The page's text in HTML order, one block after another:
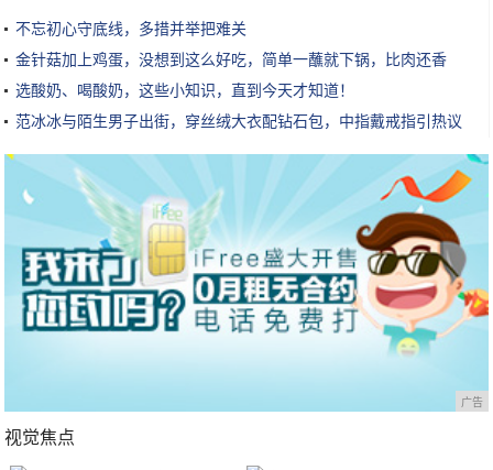
不忘初心守底线，多措并举把难关
金针菇加上鸡蛋，没想到这么好吃，简单一蘸就下锅，比肉还香
选酸奶、喝酸奶，这些小知识，直到今天才知道！
范冰冰与陌生男子出街，穿丝绒大衣配钻石包，中指戴戒指引热议
广告
视觉焦点